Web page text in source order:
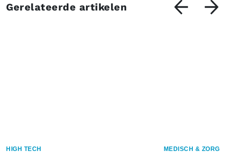
Gerelateerde artikelen
HIGH TECH MEDISCH & ZORG